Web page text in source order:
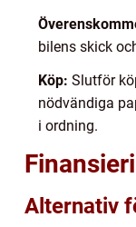
bilens skick
Köp: Slutför
nödvändiga
i ordning.
Alternativ